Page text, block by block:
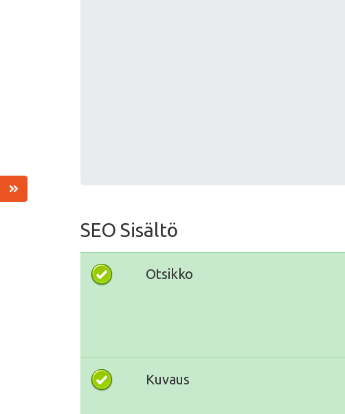
SEO Sisältö
Otsikko
Kuvaus